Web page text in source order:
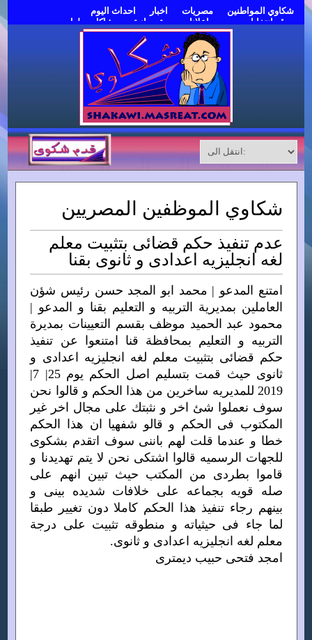
شكاوي المواطنين مصريات اخبار
احداث اليوم
موقع انتخابات مصر
اعلانات مبوبة مجانية
مشاكل وحلول
شكاوي الموظفين المصريين
عدم تنفيذ حكم قضائى بتثبيت معلم
لغه انجليزيه اعدادى و ثانوى بقنا
امتنع المدعو | محمد ابو المجد حسن رئيس شؤن
العاملين بمديرية التربيه و التعليم بقنا و المدعو |
محمود عبد الحميد موظف بقسم التعيينات بمديرة
التربيه و التعليم بمحافظة قنا امتنعوا عن تنفيذ
حكم قضائى بتثبيت معلم لغه انجليزيه اعدادى و
ثانوى حيث قمت بتسليم اصل الحكم يوم 25| 7|
2019 للمديريه ساخرين من هذا الحكم و قالوا نحن
سوف نعملوا شئ اخر و نثبتك على مجال اخر غير
المكتوب فى الحكم و قالو شفهيا ان هذا الحكم
خطا و عندما قلت لهم باننى سوف اتقدم بشكوى
للجهات الرسميه قالوا اشتكى نحن لا يتم تهديدنا و
قاموا بطردى من المكتب حيث تبين انهم على
صله قويه بجماعه على خلافات شديده بينى و
بينهم رجاء تنفيذ هذا الحكم كاملا دون تغيير طبقا
لما جاء فى حيثياته و منطوقه تثبيت على درجة
معلم لغه انجليزيه اعدادى و ثانوى.
امجد فتحى حبيب ديمترى